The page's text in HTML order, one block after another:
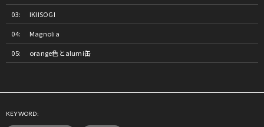
IKIISOGI
Magnolia
orange色とalumi缶
KEYWORD: